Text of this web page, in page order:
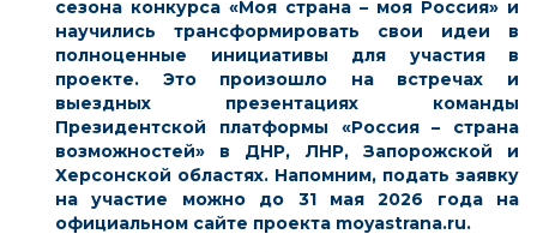
сезона конкурса «Моя страна – моя Россия» и
научились трансформировать свои идеи в
полноценные инициативы для участия в
проекте. Это произошло на встречах и
выездных презентациях команды
Президентской платформы «Россия – страна
возможностей» в ДНР, ЛНР, Запорожской и
Херсонской областях. Напомним, подать заявку
на участие можно до 31 мая 2026 года на
официальном сайте проекта moyastrana.ru.